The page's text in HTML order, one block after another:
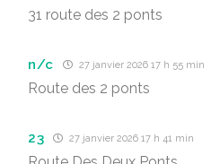
31 route des 2 ponts
n/c 27 janvier 2026 17 h 55 min
Route des 2 ponts
23 27 janvier 2026 17 h 41 min